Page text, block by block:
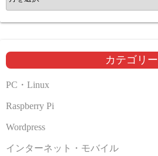
ー
カ
ブ
カテゴリー
PC・Linux
Raspberry Pi
Wordpress
インターネット・モバイル